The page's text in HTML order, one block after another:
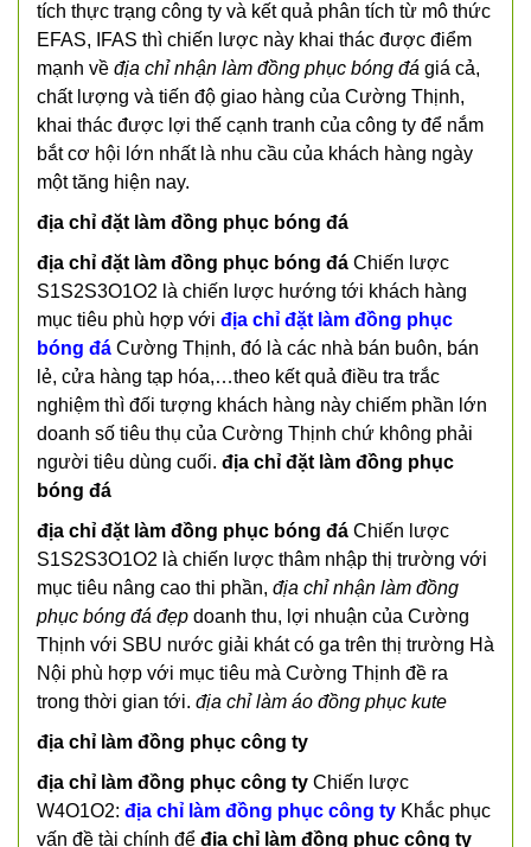
tích thực trạng công ty và kết quả phân tích từ mô thức
EFAS, IFAS thì chiến lược này khai thác được điểm
mạnh về địa chỉ nhận làm đồng phục bóng đá giá cả,
chất lượng và tiến độ giao hàng của Cường Thịnh,
khai thác được lợi thế cạnh tranh của công ty để nắm
bắt cơ hội lớn nhất là nhu cầu của khách hàng ngày
một tăng hiện nay.
địa chỉ đặt làm đồng phục bóng đá
địa chỉ đặt làm đồng phục bóng đá Chiến lược
S1S2S3O1O2 là chiến lược hướng tới khách hàng
mục tiêu phù hợp với địa chỉ đặt làm đồng phục
bóng đá Cường Thịnh, đó là các nhà bán buôn, bán
lẻ, cửa hàng tạp hóa,…theo kết quả điều tra trắc
nghiệm thì đối tượng khách hàng này chiếm phần lớn
doanh số tiêu thụ của Cường Thịnh chứ không phải
người tiêu dùng cuối. địa chỉ đặt làm đồng phục
bóng đá
địa chỉ đặt làm đồng phục bóng đá Chiến lược
S1S2S3O1O2 là chiến lược thâm nhập thị trường với
mục tiêu nâng cao thi phần, địa chỉ nhận làm đồng
phục bóng đá đẹp doanh thu, lợi nhuận của Cường
Thịnh với SBU nước giải khát có ga trên thị trường Hà
Nội phù hợp với mục tiêu mà Cường Thịnh đề ra
trong thời gian tới. địa chỉ làm áo đồng phục kute
địa chỉ làm đồng phục công ty
địa chỉ làm đồng phục công ty Chiến lược
W4O1O2: địa chỉ làm đồng phục công ty Khắc phục
vấn đề tài chính để địa chỉ làm đồng phục công ty